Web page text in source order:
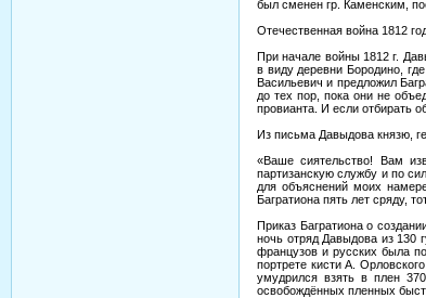
был сменен гр. Каменским,
Отечественная война 1812
При начале войны 1812 г.
в виду деревни Бородино,
Васильевич и предложил
до тех пор, пока они не
провианта. И если отбирать
Из письма Давыдова князю,
«Ваше сиятельство! Вам
партизанскую службу и по
для объяснений моих
Багратиона пять лет сряду,
Приказ Багратиона о
ночь отряд Давыдова из 130
французов и русских была
портрете кисти А.
умудрился взять в плен
освобождённых пленных